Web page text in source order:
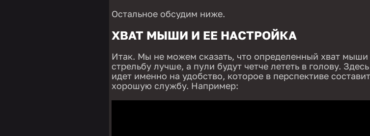
Остальное обсудим ниже.
ХВАТ МЫШИ И ЕЕ НАСТРОЙКА
Итак. Мы не можем сказать, что определенный хват мыши
стрельбу лучше, а пули будут четче лететь в голову.
идет именно на удобство, которое в перспективе
хорошую службу. Например: